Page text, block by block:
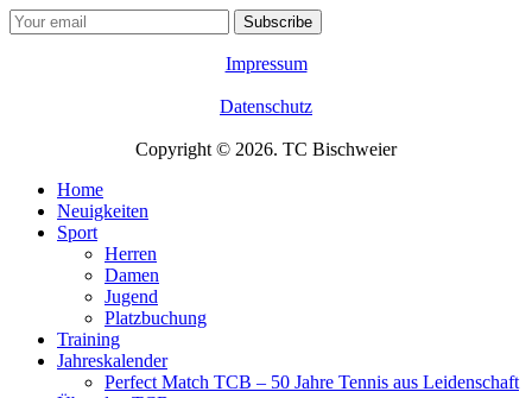
Impressum
Datenschutz
Copyright © 2026. TC Bischweier
Home
Neuigkeiten
Sport
Herren
Damen
Jugend
Platzbuchung
Training
Jahreskalender
Perfect Match TCB – 50 Jahre Tennis aus Leidenschaft